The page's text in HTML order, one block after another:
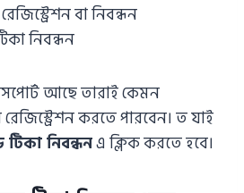
বা নিবন্ধন
নিবন্ধন
আছে তারাই কেমন
করতে পারবেন। ত যাই
নিবন্ধনএ ক্লিক করতে হবে।